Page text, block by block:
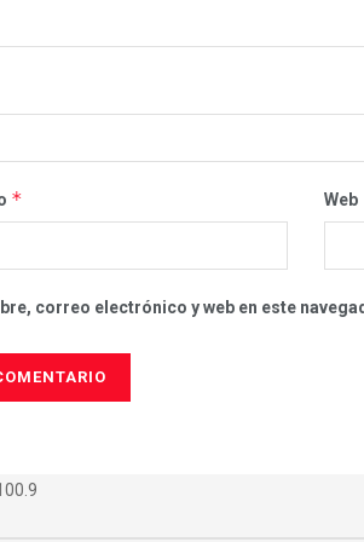
* Web
correo electrónico y web en este